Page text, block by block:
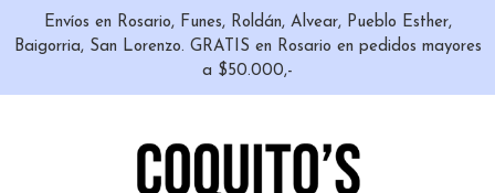
Envíos en Rosario, Funes, Roldán, Alvear, Pueblo Esther,
Baigorria, San Lorenzo. GRATIS en Rosario en pedidos mayores
a $50.000,-